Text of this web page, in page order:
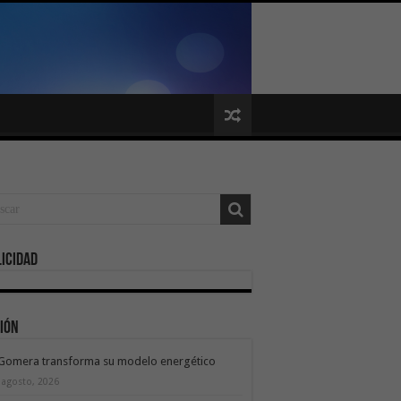
transforma su modelo energético
agosto, 2026